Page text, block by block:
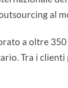
al
a oltre
Tra i